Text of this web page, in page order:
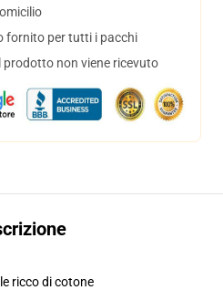
fornito per tutti i pacchi
prodotto non viene ricevuto
ricco di cotone